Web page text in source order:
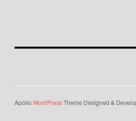
Apollo WordPressTheme Designed &